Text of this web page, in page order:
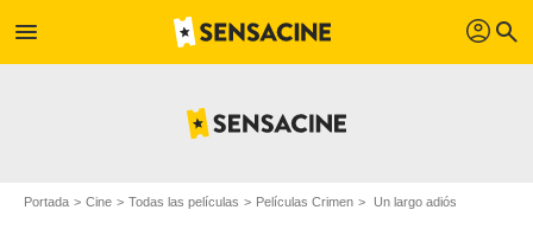
menu profil search
Portada Cine Todas las películas Películas Crimen Un largo adiós